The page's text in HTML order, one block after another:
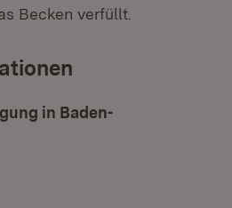
Becken verfüllt.
in Baden-